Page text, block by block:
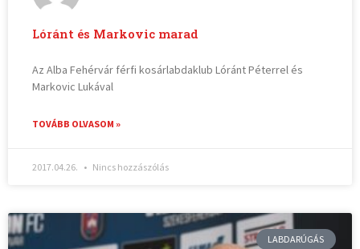
Lóránt és Markovic marad
Az Alba Fehérvár férfi kosárlabdaklub Lóránt Péterrel és
Markovic Lukával
TOVÁBB OLVASOM »
2017.04.26. Nincs hozzászólás
LABDARÚGÁS